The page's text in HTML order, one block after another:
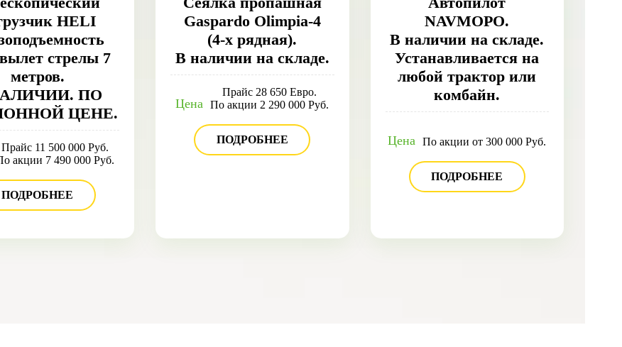
HELI
стрелы 7
метров.
ПО
ЦЕНЕ.
Прайс 11 500 000 Руб.
акции 7 490 000 Руб.
ПОДРОБНЕЕ
Gaspardo Olimpia-4
(4-х рядная).
В наличии на складе.
Цена
Прайс 28 650 Евро.
По акции 2 290 000 Руб.
ПОДРОБНЕЕ
NAVMOPO.
В наличии на складе.
Устанавливается на
любой трактор или
комбайн.
Цена По акции от 300 000 Руб.
ПОДРОБНЕЕ